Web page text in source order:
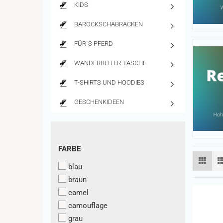
KIDS
BAROCKSCHABRACKEN
FÜR´S PFERD
WANDERREITER-TASCHE
T-SHIRTS UND HOODIES
GESCHENKIDEEN
FARBE
FARBE
blau
braun
camel
camouflage
grau